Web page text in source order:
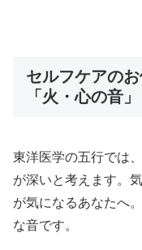
セルフケアの
「火・心の音」
東洋医学の五行では
が深いと考えます。
が気になるあなたへ
な音です。